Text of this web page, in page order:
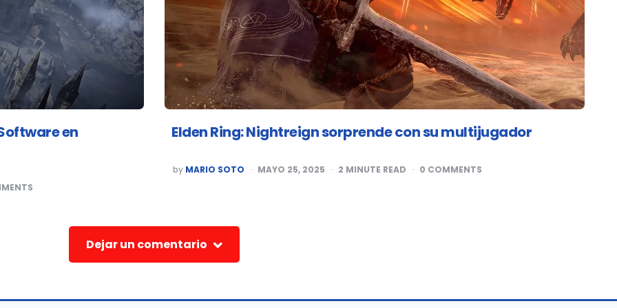
en
Elden Ring: Nightreign sorprende con su multijugador
POSTED
BY
by MARIO SOTO MAYO 25, 2025 2 MINUTE READ 0 COMMENTS
Dejar un comentario